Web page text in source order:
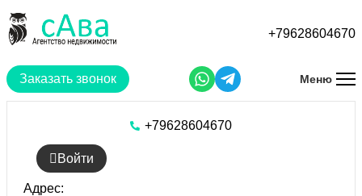
основному
Заказать звонок
+79628604670
Меню
+79628604670
Войти
Адрес: